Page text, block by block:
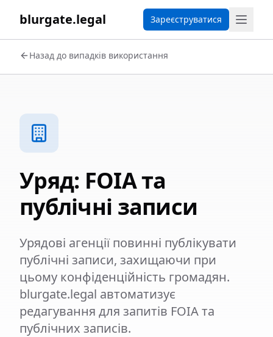
blurgate.legal Зареєструватися
Назад до випадків використання
Уряд: FOIA та
публічні записи
Урядові агенції повинні публікувати
публічні записи, захищаючи при
цьому конфіденційність громадян.
blurgate.legal автоматизує
редагування для запитів FOIA та
публічних записів.